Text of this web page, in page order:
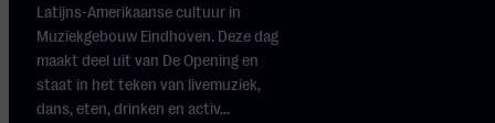
Latijns-Amerikaanse cultuur in
Muziekgebouw Eindhoven. Deze dag
maakt deel uit van De Opening en
staat in het teken van livemuziek,
dans, eten, drinken en activ...